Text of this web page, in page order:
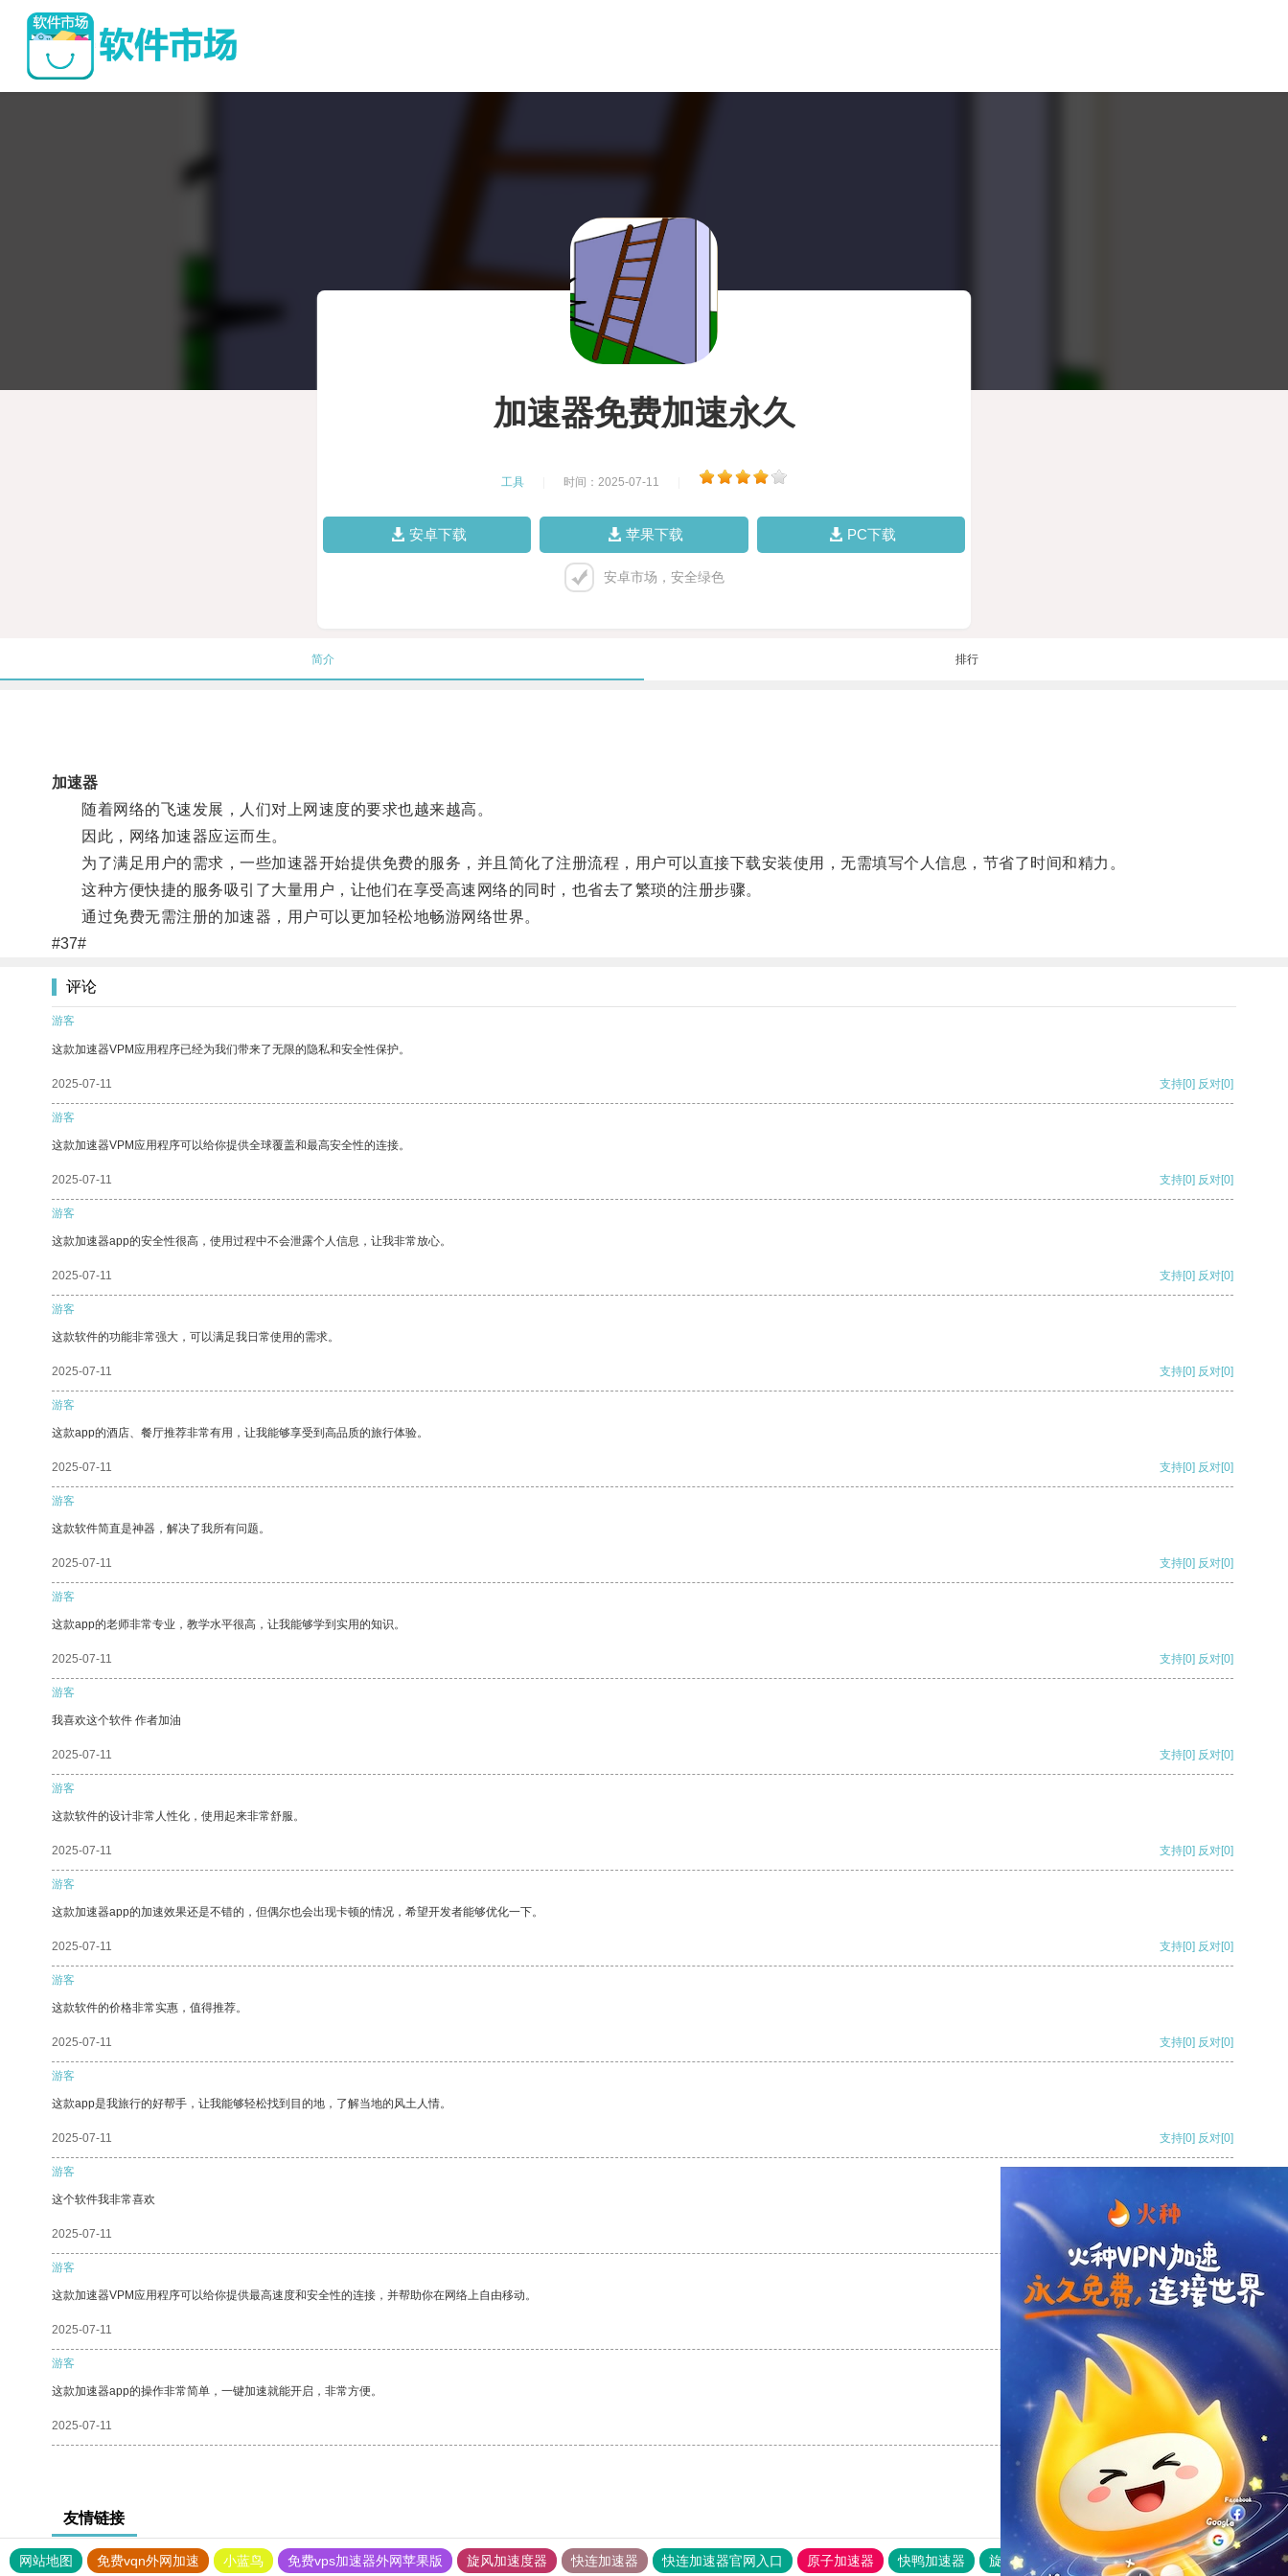
加速器免费加速永久
工具 时间：2025-07-11
安卓下载 苹果下载 PC下载
安卓市场，安全绿色
简介 排行
加速器
随着网络的飞速发展，人们对上网速度的要求也越来越高。
因此，网络加速器应运而生。
为了满足用户的需求，一些加速器开始提供免费的服务，并且简化了注册流程，用户可以直接下载安装使用，无需填写个人信息，节省了时间和精力。
这种方便快捷的服务吸引了大量用户，让他们在享受高速网络的同时，也省去了繁琐的注册步骤。
通过免费无需注册的加速器，用户可以更加轻松地畅游网络世界。
#37#
评论
游客
这款加速器VPM应用程序已经为我们带来了无限的隐私和安全性保护。
2025-07-11 支持[0] 反对[0]
游客
这款加速器VPM应用程序可以给你提供全球覆盖和最高安全性的连接。
2025-07-11 支持[0] 反对[0]
游客
这款加速器app的安全性很高，使用过程中不会泄露个人信息，让我非常放心。
2025-07-11 支持[0] 反对[0]
游客
这款软件的功能非常强大，可以满足我日常使用的需求。
2025-07-11 支持[0] 反对[0]
游客
这款app的酒店、餐厅推荐非常有用，让我能够享受到高品质的旅行体验。
2025-07-11 支持[0] 反对[0]
游客
这款软件简直是神器，解决了我所有问题。
2025-07-11 支持[0] 反对[0]
游客
这款app的老师非常专业，教学水平很高，让我能够学到实用的知识。
2025-07-11 支持[0] 反对[0]
游客
我喜欢这个软件 作者加油
2025-07-11 支持[0] 反对[0]
游客
这款软件的设计非常人性化，使用起来非常舒服。
2025-07-11 支持[0] 反对[0]
游客
这款加速器app的加速效果还是不错的，但偶尔也会出现卡顿的情况，希望开发者能够优化一下。
2025-07-11 支持[0] 反对[0]
游客
这款软件的价格非常实惠，值得推荐。
2025-07-11 支持[0] 反对[0]
游客
这款app是我旅行的好帮手，让我能够轻松找到目的地，了解当地的风土人情。
2025-07-11 支持[0] 反对[0]
游客
这个软件我非常喜欢
2025-07-11
游客
这款加速器VPM应用程序可以给你提供最高速度和安全性的连接，并帮助你在网络上自由移动。
2025-07-11 反对
游客
这款加速器app的操作非常简单，一键加速就能开启，非常方便。
2025-07-11 反对[0]
友情链接
网站地图 免费vqn外网加速 小蓝鸟 免费vps加速器外网苹果版 旋风加速度器 快连加速器 快连加速器官网入口 原子加速器 快鸭加速器 旋风加速度器 外网网址导航 软件中心